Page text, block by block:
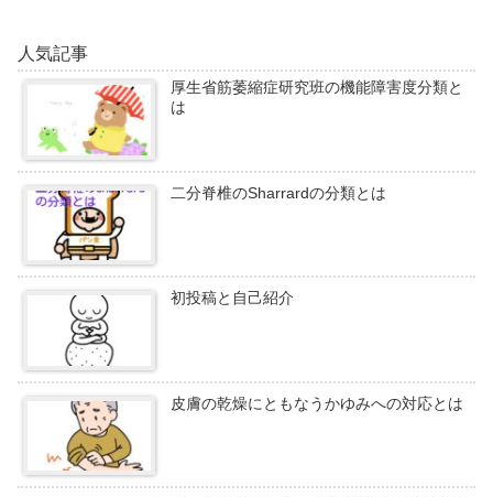
人気記事
厚生省筋萎縮症研究班の機能障害度分類と
は
二分脊椎のSharrardの分類とは
初投稿と自己紹介
皮膚の乾燥にともなうかゆみへの対応とは